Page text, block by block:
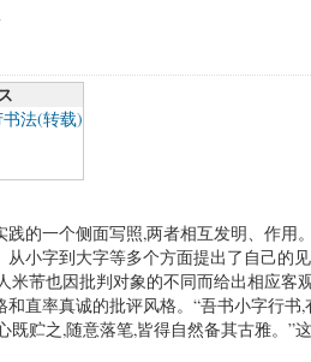
书法(转载)
的一个侧面写照,两者相互发明、作用
从小字到大字等多个方面提出了自己的
米芾也因批判对象的不同而给出相应客
直率真诚的批评风格。“吾书小字行书
既贮之,随意落笔,皆得自然备其古雅。”